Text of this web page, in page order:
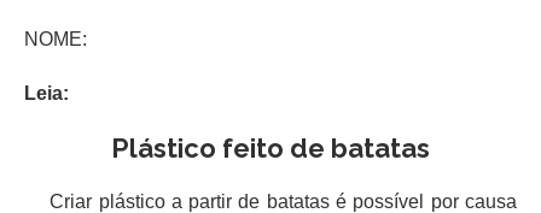
NOME:
Leia:
Plástico feito de batatas
Criar plástico a partir de batatas é possível por causa